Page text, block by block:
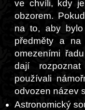
ve chvíli, kdy
obzorem.
na to, aby
předměty a na
omezeními
dají
používali
odvozen název
Astronomický